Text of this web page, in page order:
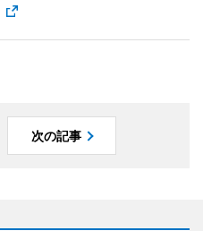
次の記事